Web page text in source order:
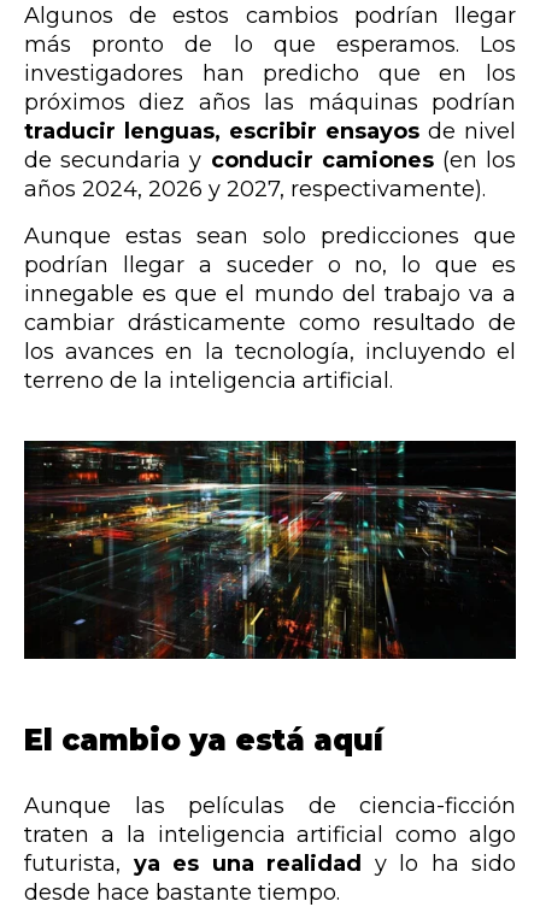
Algunos de estos cambios podrían llegar
más pronto de lo que esperamos. Los
investigadores han predicho que en los
próximos diez años las máquinas podrían
traducir lenguas, escribir ensayos de nivel
de secundaria y conducir camiones(en los
años 2024, 2026 y 2027, respectivamente).
Aunque estas sean solo predicciones que
podrían llegar a suceder o no, lo que es
innegable es que el mundo del trabajo va a
cambiar drásticamente como resultado de
los avances en la tecnología, incluyendo el
terreno de la inteligencia artificial.
El cambio ya está aquí
Aunque las películas de ciencia-ficción
traten a la inteligencia artificial como algo
futurista, ya es una realidad
y lo ha sido
desde hace bastante tiempo.